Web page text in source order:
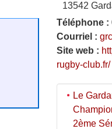
13542
Téléphone :
Courriel :
Site web :
rugby-club.fr/
Le
2ème